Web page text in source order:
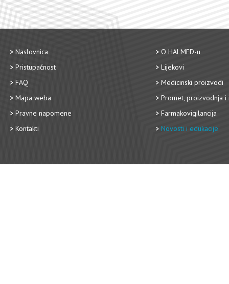
Naslovnica
Pristupačnost
FAQ
Mapa weba
Pravne napomene
Kontakti
O HALMED-u
Lijekovi
Medicinski proizvodi
Promet, proizvodnja i
Farmakovigilancija
Novosti i edukacije